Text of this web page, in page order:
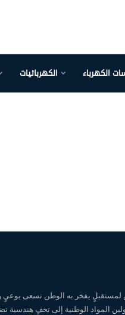
الكهربائيات الكهرباء
لمستقبلٍ يفخر به الوطن نسعى
المواد الوطنية إلى تحفٍ هندسية